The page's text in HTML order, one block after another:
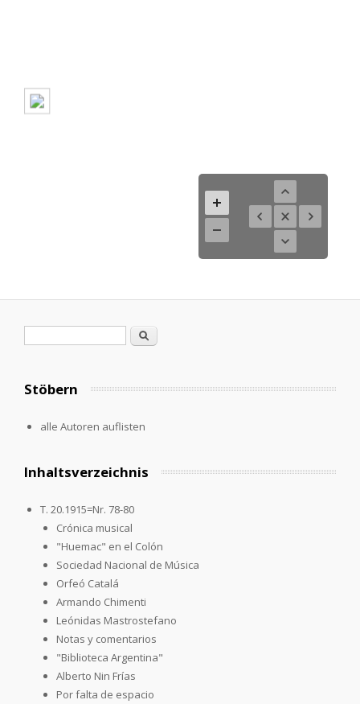
Search
Stöbern
alle Autoren auflisten
Inhaltsverzeichnis
T. 20.1915=Nr. 78-80
Crónica musical
"Huemac" en el Colón
Sociedad Nacional de Música
Orfeó Catalá
Armando Chimenti
Leónidas Mastrostefano
Notas y comentarios
"Biblioteca Argentina"
Alberto Nin Frías
Por falta de espacio